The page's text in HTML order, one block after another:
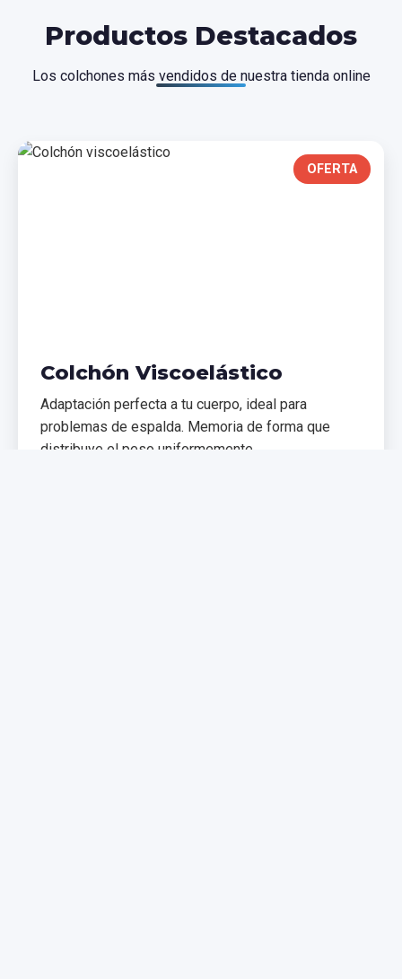
Productos Destacados
Los colchones más vendidos de nuestra tienda online
OFERTA
Colchón Viscoelástico
Adaptación perfecta a tu cuerpo, ideal para
problemas de espalda. Memoria de forma que
distribuye el peso uniformemente.